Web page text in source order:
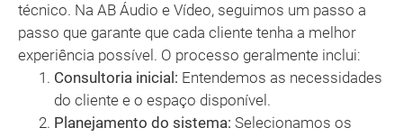
técnico. Na AB Áudio e Vídeo, seguimos um passo a
passo que garante que cada cliente tenha a melhor
experiência possível. O processo geralmente inclui:
Consultoria inicial: Entendemos as necessidades
do cliente e o espaço disponível.
Planejamento do sistema: Selecionamos os